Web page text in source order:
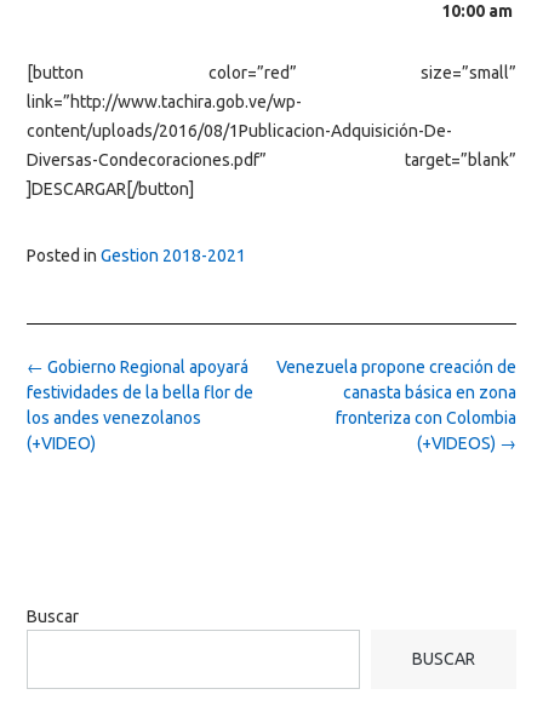
10:00 am
[button color=”red” size=”small”
link=”http://www.tachira.gob.ve/wp-
content/uploads/2016/08/1Publicacion-Adquisición-De-
Diversas-Condecoraciones.pdf” target=”blank”
]DESCARGAR[/button]
Posted in Gestion 2018-2021
Post
navigation
Venezuela propone creación de
canasta básica en zona
fronteriza con Colombia
(+VIDEOS) →
← Gobierno Regional apoyará
festividades de la bella flor de
los andes venezolanos
(+VIDEO)
Buscar
BUSCAR